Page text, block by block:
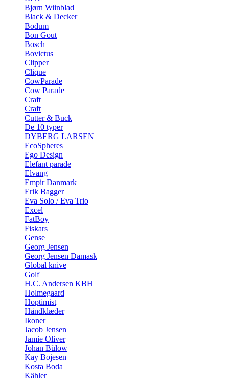
Bjørn Wiinblad
Black & Decker
Bodum
Bon Gout
Bosch
Bovictus
Clipper
Clique
CowParade
Cow Parade
Craft
Craft
Cutter & Buck
De 10 typer
DYBERG LARSEN
EcoSpheres
Ego Design
Elefant parade
Elvang
Empir Danmark
Erik Bagger
Eva Solo / Eva Trio
Excel
FatBoy
Fiskars
Gense
Georg Jensen
Georg Jensen Damask
Global knive
Golf
H.C. Andersen KBH
Holmegaard
Hoptimist
Håndklæder
Ikoner
Jacob Jensen
Jamie Oliver
Johan Bülow
Kay Bojesen
Kosta Boda
Kähler